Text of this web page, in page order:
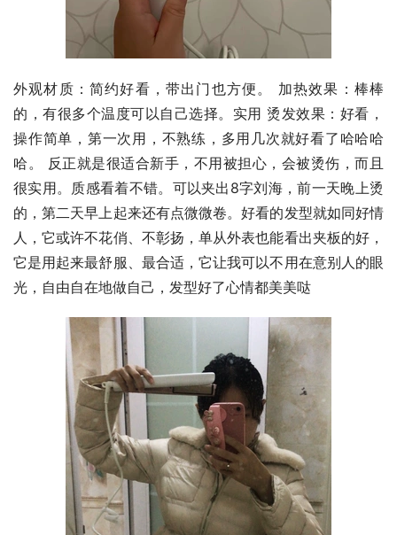
外观材质：简约好看，带出门也方便。 加热效果：棒棒
的，有很多个温度可以自己选择。实用 烫发效果：好看，
操作简单，第一次用，不熟练，多用几次就好看了哈哈哈
哈。 反正就是很适合新手，不用被担心，会被烫伤，而且
很实用。质感看着不错。可以夹出8字刘海，前一天晚上烫
的，第二天早上起来还有点微微卷。好看的发型就如同好情
人，它或许不花俏、不彰扬，单从外表也能看出夹板的好，
它是用起来最舒服、最合适，它让我可以不用在意别人的眼
光，自由自在地做自己，发型好了心情都美美哒